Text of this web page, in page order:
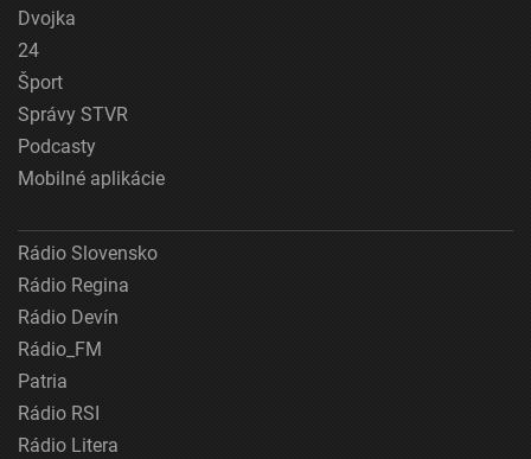
Dvojka
24
Šport
Správy STVR
Podcasty
Mobilné aplikácie
Rádio Slovensko
Rádio Regina
Rádio Devín
Rádio_FM
Patria
Rádio RSI
Rádio Litera